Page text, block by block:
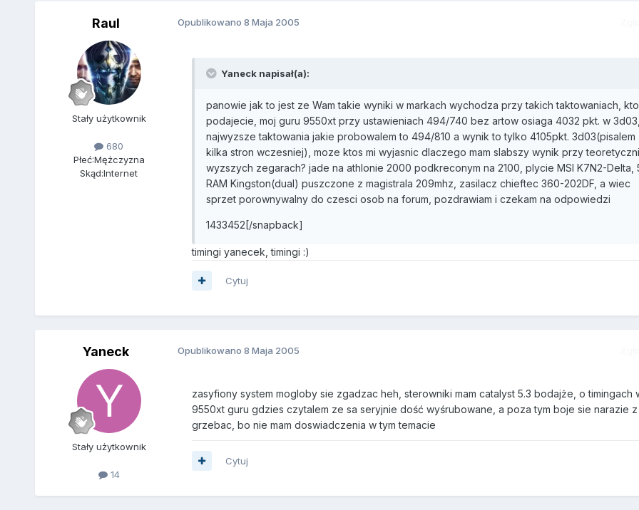
Raul
Stały użytkownik
680
Płeć:Mężczyzna
Skąd:Internet
Opublikowano 8 Maja 2005
Yaneck napisał(a):
panowie jak to jest ze Wam takie wyniki w markach wychodza przy takich taktowaniach,
podajecie, moj guru 9550xt przy ustawieniach 494/740 bez artow osiaga 4032 pkt. w 3d03,
najwyzsze taktowania jakie probowalem to 494/810 a wynik to tylko 4105pkt. 3d03(pisalem
kilka stron wczesniej), moze ktos mi wyjasnic dlaczego mam slabszy wynik przy
wyzszych zegarach? jade na athlonie 2000 podkreconym na 2100, plycie MSI K7N2-Delta,
RAM Kingston(dual) puszczone z magistrala 209mhz, zasilacz chieftec 360-202DF, a wiec
sprzet porownywalny do czesci osob na forum, pozdrawiam i czekam na odpowiedzi
1433452[/snapback]
timingi yanecek, timingi :)
Cytuj
Yaneck
Stały użytkownik
14
Opublikowano 8 Maja 2005
zasyfiony system mogloby sie zgadzac heh, sterowniki mam catalyst 5.3 bodajże, o timingach
9550xt guru gdzies czytalem ze sa seryjnie dość wyśrubowane, a poza tym boje sie narazie z
grzebac, bo nie mam doswiadczenia w tym temacie
Cytuj